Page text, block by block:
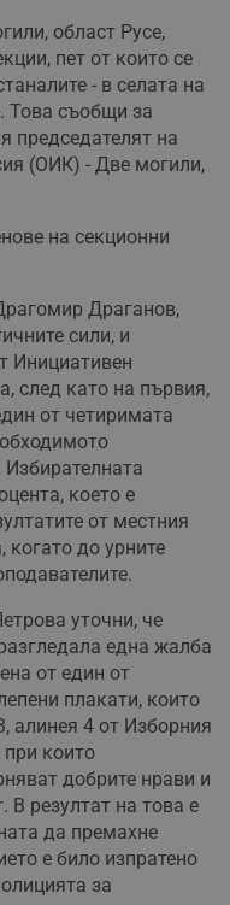
област Русе,
пет от които се
- в селата на
Това съобщи за
председателят на
(ОИК) - Две могили,
на секционни
Драганов,
сили, и
Инициативен
след като на първия,
от четиримата
което е
от местния
когато до урните
уточни, че
една жалба
от един от
плакати, които
алинея 4 от Изборния
при които
добрите нрави и
резултат на това е
да премахне
е било изпратено
за